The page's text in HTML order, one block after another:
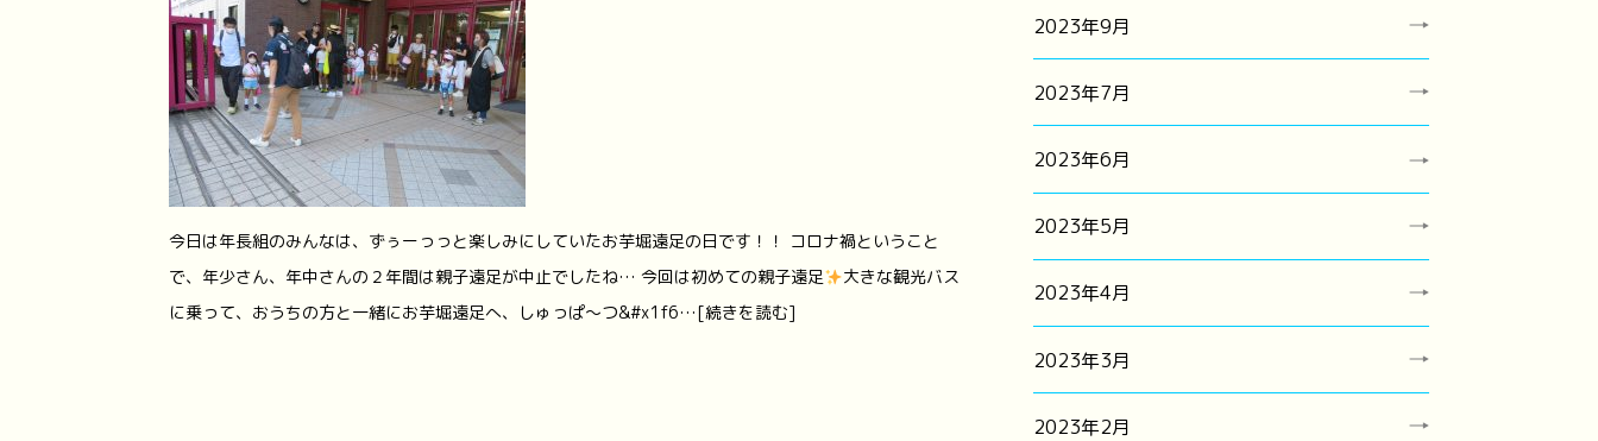
今日は年長組のみんなは、ずぅーっっと楽しみにしていたお芋堀遠足の日です！！ コロナ禍ということ
で、年少さん、年中さんの２年間は親子遠足が中止でしたね… 今回は初めての親子遠足
大きな観光バス
に乗って、おうちの方と一緒にお芋堀遠足へ、しゅっぱ～つ&#x1f6…[続きを読む]
2023年9月
2023年7月
2023年6月
2023年5月
2023年4月
2023年3月
2023年2月